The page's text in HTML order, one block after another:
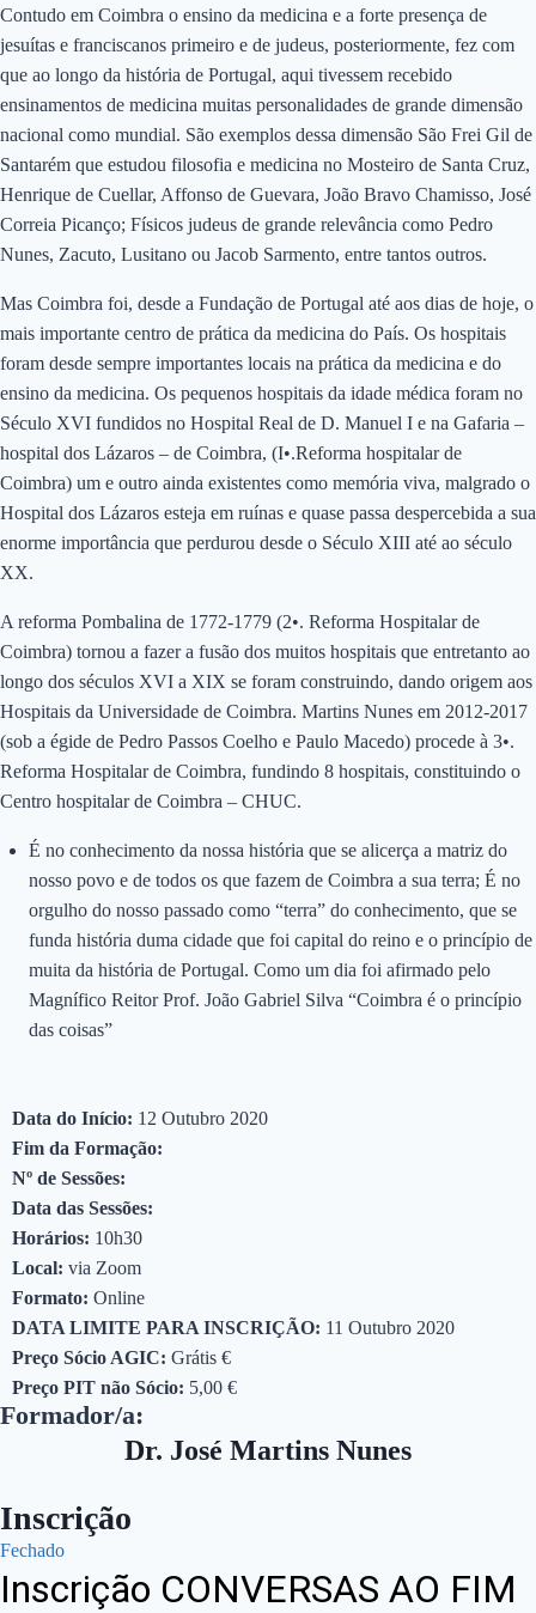
Contudo em Coimbra o ensino da medicina e a forte presença de
jesuítas e franciscanos primeiro e de judeus, posteriormente, fez com
que ao longo da história de Portugal, aqui tivessem recebido
ensinamentos de medicina muitas personalidades de grande dimensão
nacional como mundial. São exemplos dessa dimensão São Frei Gil de
Santarém que estudou filosofia e medicina no Mosteiro de Santa Cruz,
Henrique de Cuellar, Affonso de Guevara, João Bravo Chamisso, José
Correia Picanço; Físicos judeus de grande relevância como Pedro
Nunes, Zacuto, Lusitano ou Jacob Sarmento, entre tantos outros.
Mas Coimbra foi, desde a Fundação de Portugal até aos dias de hoje, o
mais importante centro de prática da medicina do País. Os hospitais
foram desde sempre importantes locais na prática da medicina e do
ensino da medicina. Os pequenos hospitais da idade médica foram no
Século XVI fundidos no Hospital Real de D. Manuel I e na Gafaria –
hospital dos Lázaros – de Coimbra, (I•.Reforma hospitalar de
Coimbra) um e outro ainda existentes como memória viva, malgrado o
Hospital dos Lázaros esteja em ruínas e quase passa despercebida a sua
enorme importância que perdurou desde o Século XIII até ao século
XX.
A reforma Pombalina de 1772-1779 (2•. Reforma Hospitalar de
Coimbra) tornou a fazer a fusão dos muitos hospitais que entretanto ao
longo dos séculos XVI a XIX se foram construindo, dando origem aos
Hospitais da Universidade de Coimbra. Martins Nunes em 2012-2017
(sob a égide de Pedro Passos Coelho e Paulo Macedo) procede à 3•.
Reforma Hospitalar de Coimbra, fundindo 8 hospitais, constituindo o
Centro hospitalar de Coimbra – CHUC.
É no conhecimento da nossa história que se alicerça a matriz do
nosso povo e de todos os que fazem de Coimbra a sua terra; É no
orgulho do nosso passado como “terra” do conhecimento, que se
funda história duma cidade que foi capital do reino e o princípio de
muita da história de Portugal. Como um dia foi afirmado pelo
Magnífico Reitor Prof. João Gabriel Silva “Coimbra é o princípio
das coisas”
Data do Início: 12 Outubro 2020
Fim da Formação:
Nº de Sessões:
Data das Sessões:
Horários: 10h30
Local: via Zoom
Formato: Online
DATA LIMITE PARA INSCRIÇÃO: 11 Outubro 2020
Preço Sócio AGIC: Grátis €
Preço PIT não Sócio: 5,00 €
Formador/a:
Dr. José Martins Nunes
Inscrição
Fechado